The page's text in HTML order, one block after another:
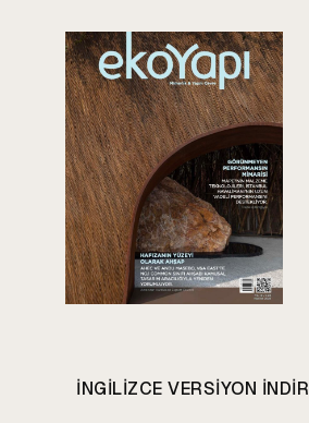
INGILIZCE VERSIYON INDIR